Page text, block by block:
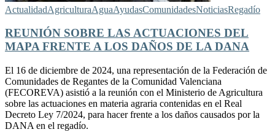
ActualidadAgriculturaAguaAyudasComunidadesNoticiasRegadío
REUNIÓN SOBRE LAS ACTUACIONES DEL
MAPA FRENTE A LOS DAÑOS DE LA DANA
El 16 de diciembre de 2024, una representación de la Federación de
Comunidades de Regantes de la Comunidad Valenciana
(FECOREVA) asistió a la reunión con el Ministerio de Agricultura
sobre las actuaciones en materia agraria contenidas en el Real
Decreto Ley 7/2024, para hacer frente a los daños causados por la
DANA en el regadío.